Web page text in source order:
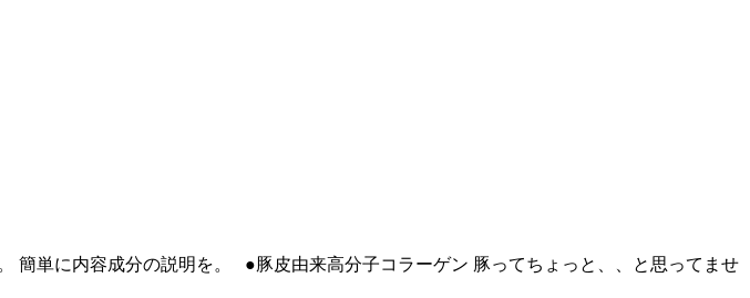
簡単に内容成分の説明を。 ●豚皮由来高分子コラーゲン 豚ってちょっと、、と思ってませ